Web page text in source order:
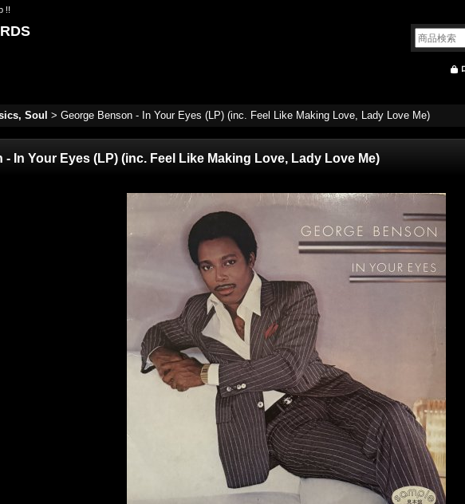
!!
Soul > George Benson - In Your Eyes (LP) (inc. Feel Like Making Love, Lady Love Me)
- In Your Eyes (LP) (inc. Feel Like Making Love, Lady Love Me)